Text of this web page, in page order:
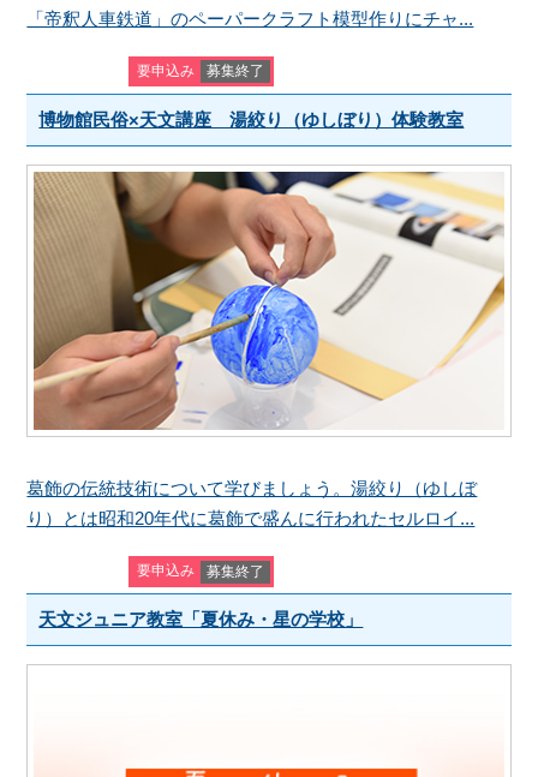
「帝釈人車鉄道」のペーパークラフト模型作りにチャ...
博物館民俗×天文講座 湯絞り（ゆしぼり）体験教室
要申込み 募集終了
葛飾の伝統技術について学びましょう。湯絞り（ゆしぼ
り）とは昭和20年代に葛飾で盛んに行われたセルロイ...
天文ジュニア教室「夏休み・星の学校」
要申込み 募集終了